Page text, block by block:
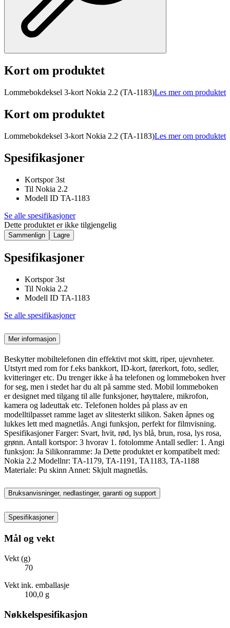
Kort om produktet
Lommebokdeksel 3-kort Nokia 2.2 (TA-1183)Les mer om produktet
Kort om produktet
Lommebokdeksel 3-kort Nokia 2.2 (TA-1183)Les mer om produktet
Spesifikasjoner
Kortspor 3st
Til Nokia 2.2
Modell ID TA-1183
Se alle spesifikasjoner
Dette produktet er ikke tilgjengelig
Sammenlign Lagre
Spesifikasjoner
Kortspor 3st
Til Nokia 2.2
Modell ID TA-1183
Se alle spesifikasjoner
Mer informasjon
Beskytter mobiltelefonen din effektivt mot skitt, riper, ujevnheter.
Utstyrt med rom for f.eks bankkort, ID-kort, førerkort, foto, sedler,
kvitteringer etc. Du trenger ikke å ha telefonen og lommeboken hver
for seg, men i stedet har du alt på samme sted. Mobil lommeboken
er designet med tilgang til alle funksjoner, høyttalere, mikrofon,
kamera og ladeuttak etc. Telefonen holdes på plass av en
modelltilpasset ramme laget av slitesterkt silikon. Saken åpnes og
lukkes lett med magnetlås. Angi funksjon, perfekt for filmvisning.
Spesifikasjoner Farger: Svart, hvit, rød, lys blå, brun, rosa, lys rosa,
grønn. Antall kortspor: 3 hvorav 1. fotolomme Antall sedler: 1. Angi
funksjon: Ja Silikonramme: Ja Dette produktet er kompatibelt med:
Nokia 2.2 Modellnr: TA-1179, TA-1191, TA1183, TA-1188
Materiale: Pu skinn Annet: Skjult magnetlås.
Bruksanvisninger, nedlastinger, garanti og support
Spesifikasjoner
Mål og vekt
Vekt (g)
70
Vekt ink. emballasje
100,0 g
Nøkkelspesifikasjon